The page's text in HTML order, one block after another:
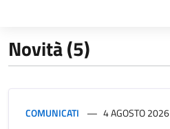
Novità (5)
COMUNICATI 4 AGOSTO 2026